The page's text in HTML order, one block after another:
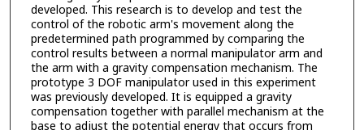
developed. This research is to develop and test the
control of the robotic arm's movement along the
predetermined path programmed by comparing the
control results between a normal manipulator arm and
the arm with a gravity compensation mechanism. The
prototype 3 DOF manipulator used in this experiment
was previously developed. It is equipped a gravity
compensation together with parallel mechanism at the
base to adjust the potential energy that occurs from